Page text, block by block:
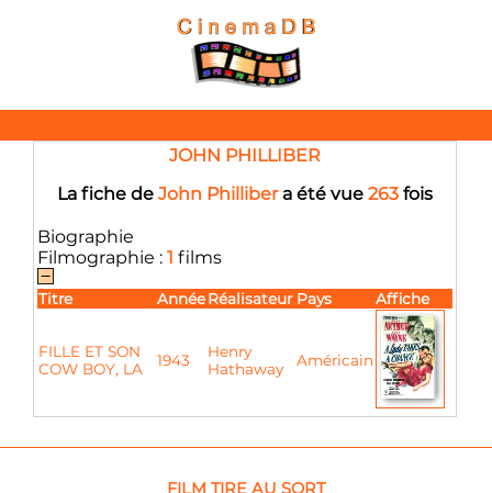
JOHN PHILLIBER
La fiche de John Phillibera été vue 263 fois
Biographie
Filmographie : 1 films
Titre AnnéeRéalisateur Pays Affiche
FILLE ET SON
COW BOY, LA
1943
Henry
Hathaway
Américain
FILM TIRE AU SORT